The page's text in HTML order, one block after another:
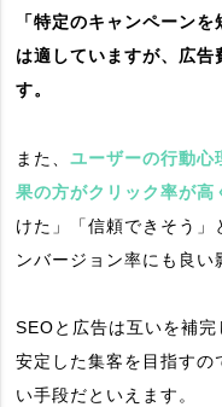
「特定のキャンペーン
は適していますが、広告
す。
また、ユーザーの行動心
果の方がクリック率が高
けた」「信頼できそう」
ンバージョン率にも良い
SEOと広告は互いを補
安定した集客を目指すの
い手段だといえます。